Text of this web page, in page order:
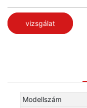
vizsgálat
Modellszám